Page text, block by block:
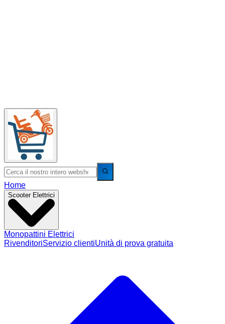
Home
Scooter Elettrici
Monopattini Elettrici
RivenditoriServizio clientiUnità di prova gratuita